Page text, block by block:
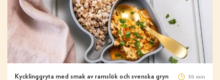
Kycklinggryta med smak av ramslök och svenska gryn 30 min